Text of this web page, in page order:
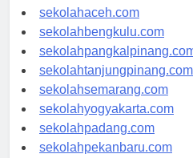
sekolahmedan.com
sekolahaceh.com
sekolahbengkulu.com
sekolahpangkalpinang.com
sekolahtanjungpinang.com
sekolahsemarang.com
sekolahyogyakarta.com
sekolahpadang.com